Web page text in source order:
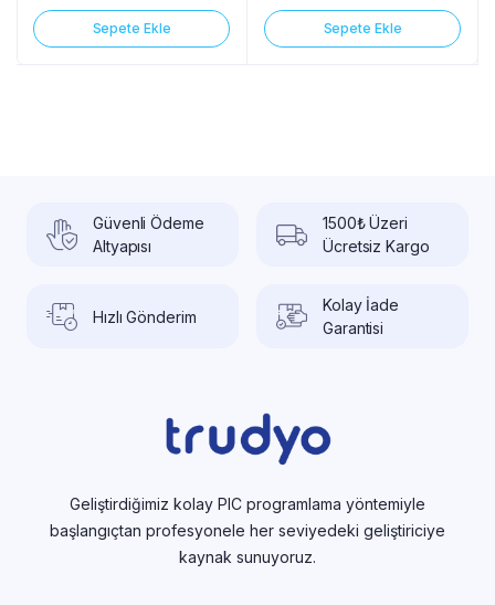
Sepete Ekle Sepete Ekle
Güvenli Ödeme
Altyapısı
1500₺ Üzeri
Ücretsiz Kargo
Hızlı Gönderim
Kolay İade
Garantisi
Geliştirdiğimiz kolay PIC programlama yöntemiyle
başlangıçtan profesyonele her seviyedeki geliştiriciye
kaynak sunuyoruz.